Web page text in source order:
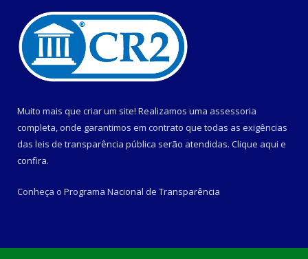
Muito mais que criar um site! Realizamos uma assessoria
completa, onde garantimos em contrato que todas as exigências
das leis de transparência pública serão atendidas. Clique aqui e
confira.
Conheça o Programa Nacional de Transparência